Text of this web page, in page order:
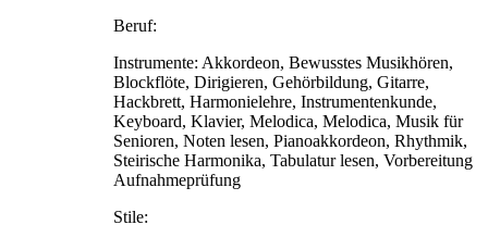
Beruf:
Instrumente: Akkordeon, Bewusstes Musikhören,
Blockflöte, Dirigieren, Gehörbildung, Gitarre,
Hackbrett, Harmonielehre, Instrumentenkunde,
Keyboard, Klavier, Melodica, Melodica, Musik für
Senioren, Noten lesen, Pianoakkordeon, Rhythmik,
Steirische Harmonika, Tabulatur lesen, Vorbereitung
Aufnahmeprüfung
Stile: